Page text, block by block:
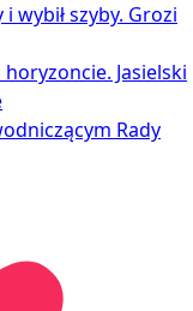
wybił szyby. Grozi
Jasielski
Rady